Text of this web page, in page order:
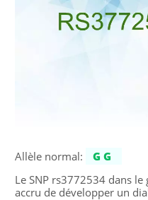
Allèle normal:
GG
Le SNP rs3772534 dans
accru de développer un